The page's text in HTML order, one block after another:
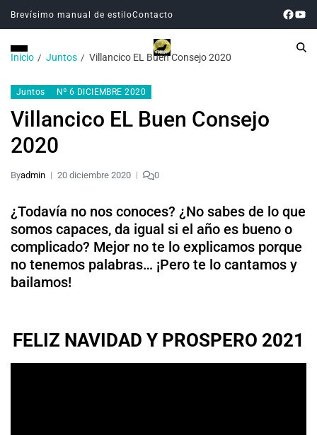
Brevísimo manual de estiloContacto
Inicio Juntos Villancico EL Buen Consejo 2020
Juntos Nº 6 DICIEMBRE 2020
Villancico EL Buen Consejo
2020
Byadmin 20 diciembre 2020 0
¿Todavía no nos conoces? ¿No sabes de lo que
somos capaces, da igual si el año es bueno o
complicado? Mejor no te lo explicamos porque
no tenemos palabras… ¡Pero te lo cantamos y
bailamos!
FELIZ NAVIDAD Y PROSPERO 2021